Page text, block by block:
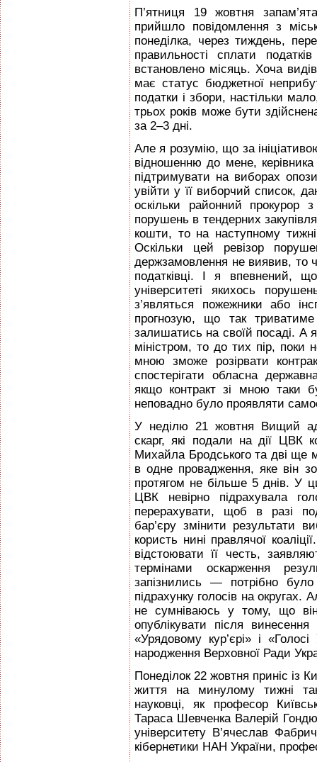
П’ятниця 19 жовтня
прийшло повідомлення з
понеділка, через тиждень,
правильності сплати
встановлено місяць. Хоча
має статус бюджетної
податки і збори, настільки
трьох років може бути
за 2–3 дні.
Але я розумію, що за
відношенню до мене,
підтримувати на виборах
увійти у її виборчий список,
оскільки районний прокурор
порушень в тендерних
кошти, то на наступному тижні
Оскільки цей ревізор
держзамовлення не виявив, то
податківці. І я впевнений,
університеті якихось
з’являться пожежники або
прогнозую, що так
залишатись на своїй посаді. А
міністром, то до тих пір, поки
мною зможе розірвати
спостерігати обласна
якщо контракт зі мною таки
неповадно було проявляти
У неділю 21 жовтня Вищий
скарг, які подали на дії ЦВК
Михайла Бродського та дві ще
в одне провадження, яке він
протягом не більше 5 днів. У
ЦВК невірно підрахувала
перерахувати, щоб в разі
бар’єру змінити результати
користь нині правлячої
відстоювати її честь,
термінами оскарження
запізнились — потрібно
підрахунку голосів на
не сумніваюсь у тому, що
опублікувати після
«Урядовому кур’єрі» і
народження Верховної Ради
Понеділок 22 жовтня приніс із
життя на минулому тижні
науковці, як професор
Тараса Шевченка Валерій
унiверситету В’ячеслав
кібернетики НАН України,